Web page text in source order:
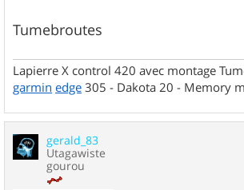
Tumebroutes
Lapierre X control 420 avec montage
garmin edge 305 - Dakota 20 - Memory
gerald_83
Utagawiste
gourou